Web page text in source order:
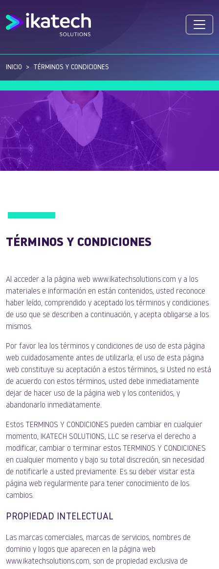
INICIO TÉRMINOS Y CONDICIONES
TÉRMINOS Y CONDICIONES
Al acceder a la página web www.ikatechsolutions.com y a los
materiales e información en están contenidos, usted reconoce
haber leído, comprendido y aceptado los términos y condiciones
de uso que se describen a continuación, y acepta obligarse a los
mismos.
Por favor lea los términos y condiciones de uso de esta página
web cuidadosamente antes de utilizarla; el uso de esta página
web constituye su aceptación a estos términos, si Usted no está
de acuerdo con estos términos, usted debe inmediatamente
dejar de hacer uso de la página web y los contenidos, y
abandonarlo inmediatamente.
Estos TERMINOS Y CONDICIONES pueden cambiar en cualquier
momento, IKATECH SOLUTIONS, LLC se reserva el derecho a
modificar, cambiar o terminar estos TERMINOS Y CONDICIONES
en cualquier momento y bajo su total discreción, sin necesidad
de notificarle a usted previamente. Es su deber visitar esta
página web regularmente para tener conocimiento de los
cambios.
PROPIEDAD INTELECTUAL
Las marcas comerciales, marcas de servicios, nombres de
dominio y logos que aparecen en la página web
www.ikatechsolutions.com, son de propiedad exclusiva de